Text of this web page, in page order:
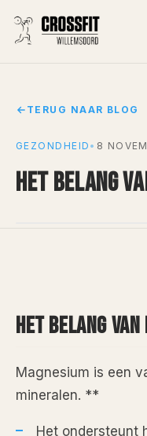
TERUG NAAR BLOG
GEZONDHEID • 8
HET BELANG
HET BELANG
Magnesium is een
mineralen. **
Het ondersteunt